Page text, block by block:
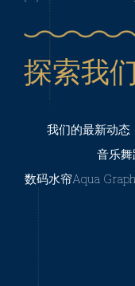
探索我
我们的最新动态
音乐
数码水帘Aqua
大型水